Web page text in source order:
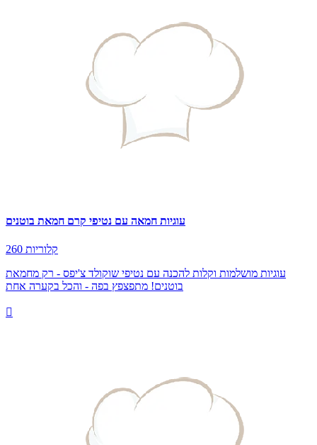
עוגיות חמאה עם נטיפי קרם חמאת בוטנים
260 קלוריות
עוגיות מושלמות וקלות להכנה עם נטיפי שוקולד צ'יפס - רק מחמאת
בוטנים! מתפצפץ בפה - והכל בקערה אחת
